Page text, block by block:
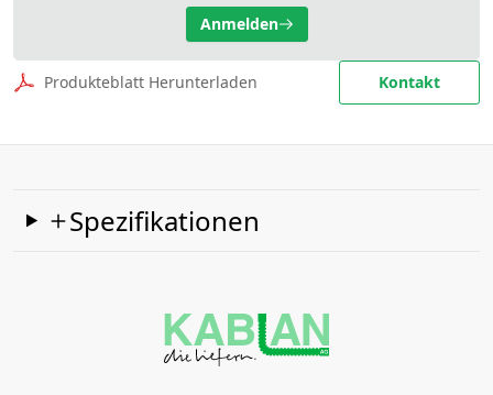
Anmelden
Produkteblatt Herunterladen Kontakt
Spezifikationen